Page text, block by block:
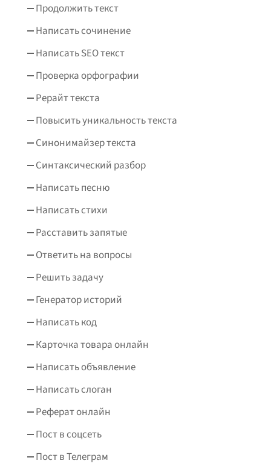
Продолжить текст
Написать сочинение
Написать SEO текст
Проверка орфографии
Рерайт текста
Повысить уникальность текста
Синонимайзер текста
Синтаксический разбор
Написать песню
Написать стихи
Расставить запятые
Ответить на вопросы
Решить задачу
Генератор историй
Написать код
Карточка товара онлайн
Написать объявление
Написать слоган
Реферат онлайн
Пост в соцсеть
Пост в Телеграм